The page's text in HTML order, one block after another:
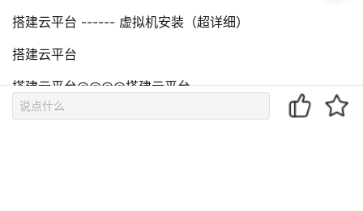
搭建云平台 ------ 虚拟机安装（超详细）
搭建云平台
搭建云平台@@@@搭建云平台
搭建云平台 ________“如何安装计算节点“